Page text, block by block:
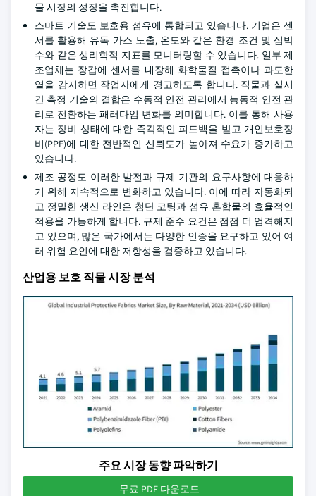
물 시장의 성장을 촉진합니다.
스마트 기술도 보호용 섬유에 통합되고 있습니다. 기업은 센
서를 활용해 유독 가스 노출, 온도와 같은 환경 조건 및 심박
수와 같은 생리학적 지표를 모니터링할 수 있습니다. 일부 제
조업체는 장갑에 센서를 내장해 화학물질 접촉이나 과도한
열을 감지하면 작업자에게 경고하도록 합니다. 직물과 실시
간 측정 기술의 결합은 수동적 안전 관리에서 능동적 안전 관
리로 전환하는 패러다임 변화를 의미합니다. 이를 통해 사용
자는 장비 상태에 대한 즉각적인 피드백을 받고 개인보호장
비(PPE)에 대한 전반적인 신뢰도가 높아져 수요가 증가하고
있습니다.
제조 공정도 이러한 발전과 규제 기관의 요구사항에 대응하
기 위해 지속적으로 변화하고 있습니다. 이에 따라 자동화되
고 정밀한 생산 라인은 첨단 코팅과 섬유 혼합물의 효율적인
적용을 가능하게 합니다. 규제 준수 요건은 점점 더 엄격해지
고 있으며, 많은 국가에서는 다양한 인증을 요구하고 있어 여
러 위험 요인에 대한 저항성을 검증하고 있습니다.
산업용 보호 직물 시장 분석
주요 시장 동향 파악하기
무료 PDF 다운로드